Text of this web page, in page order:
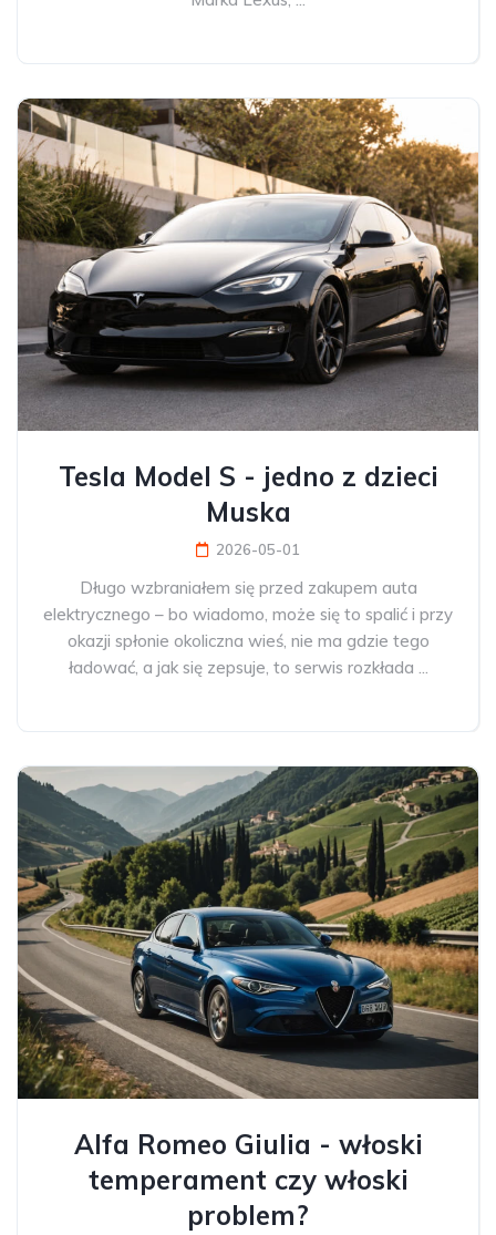
Tesla Model S - jedno z dzieci
Muska
2026-05-01
Długo wzbraniałem się przed zakupem auta
elektrycznego – bo wiadomo, może się to spalić i przy
okazji spłonie okoliczna wieś, nie ma gdzie tego
ładować, a jak się zepsuje, to serwis rozkłada ...
Alfa Romeo Giulia - włoski
temperament czy włoski
problem?